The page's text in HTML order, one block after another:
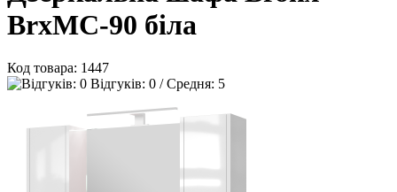
BrxMC-90 біла
Код товара: 1447
Відгуків: 0 / Средня: 5